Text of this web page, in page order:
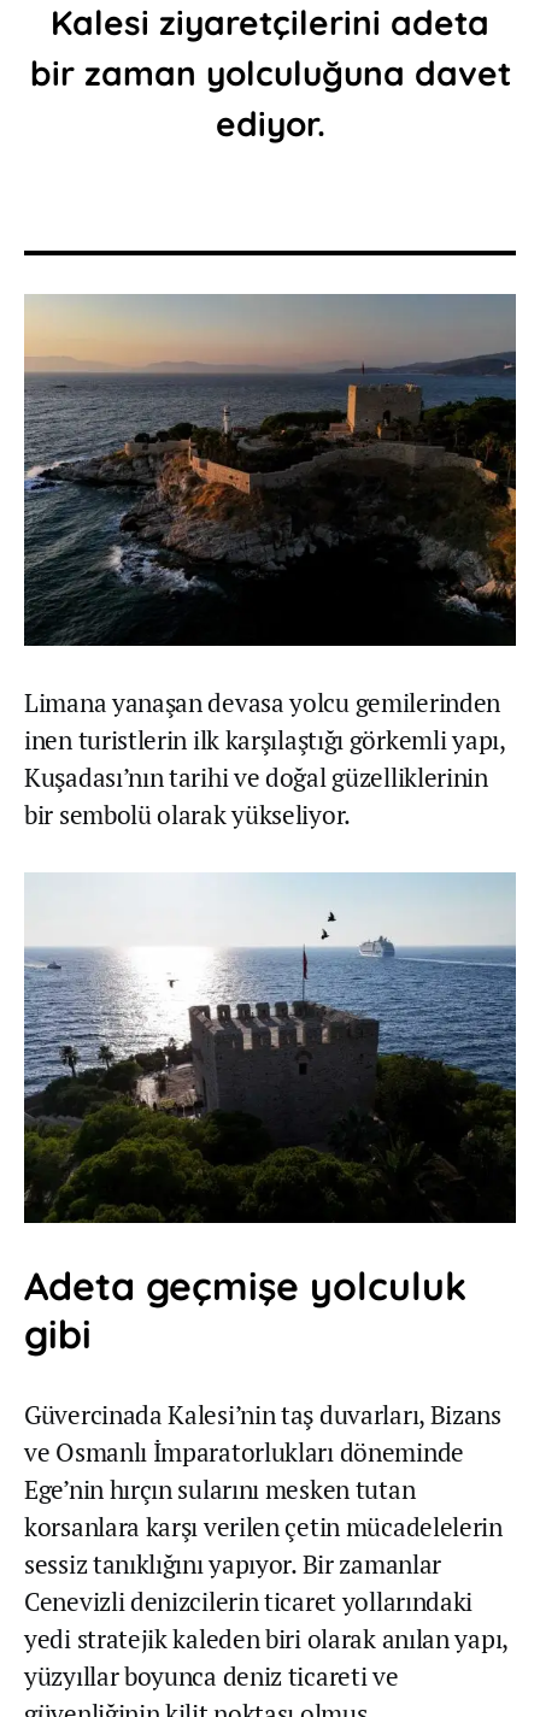
Kalesi ziyaretçilerini adeta
bir zaman yolculuğuna davet
ediyor.
Limana yanaşan devasa yolcu gemilerinden
inen turistlerin ilk karşılaştığı görkemli yapı,
Kuşadası’nın tarihi ve doğal güzelliklerinin
bir sembolü olarak yükseliyor.
Adeta geçmişe yolculuk
gibi
Güvercinada Kalesi’nin taş duvarları, Bizans
ve Osmanlı İmparatorlukları döneminde
Ege’nin hırçın sularını mesken tutan
korsanlara karşı verilen çetin mücadelelerin
sessiz tanıklığını yapıyor. Bir zamanlar
Cenevizli denizcilerin ticaret yollarındaki
yedi stratejik kaleden biri olarak anılan yapı,
yüzyıllar boyunca deniz ticareti ve